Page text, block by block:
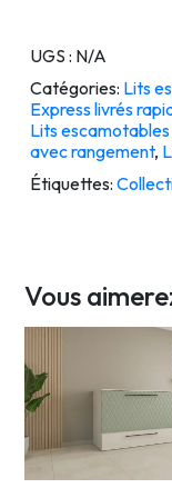
UGS : N/A
Catégories: Lits
Express livrés
Lits
avec rangement,
Étiquettes:
Vous